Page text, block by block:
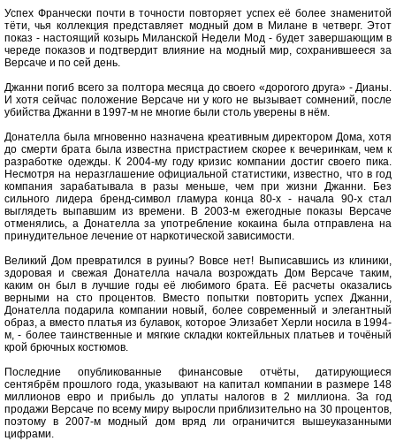
Успех Франчески почти в точности повторяет успех её более знаменитой
тёти, чья коллекция представляет модный дом в Милане в четверг. Этот
показ - настоящий козырь Миланской Недели Мод - будет завершающим в
череде показов и подтвердит влияние на модный мир, сохранившееся за
Версаче и по сей день.
Джанни погиб всего за полтора месяца до своего «дорогого друга» - Дианы.
И хотя сейчас положение Версаче ни у кого не вызывает сомнений, после
убийства Джанни в 1997-м не многие были столь уверены в нём.
Донателла была мгновенно назначена креативным директором Дома, хотя
до смерти брата была известна пристрастием скорее к вечеринкам, чем к
разработке одежды. К 2004-му году кризис компании достиг своего пика.
Несмотря на неразглашение официальной статистики, известно, что в год
компания зарабатывала в разы меньше, чем при жизни Джанни. Без
сильного лидера бренд-символ гламура конца 80-х - начала 90-х стал
выглядеть выпавшим из времени. В 2003-м ежегодные показы Версаче
отменялись, а Донателла за употребление кокаина была отправлена на
принудительное лечение от наркотической зависимости.
Великий Дом превратился в руины? Вовсе нет! Выписавшись из клиники,
здоровая и свежая Донателла начала возрождать Дом Версаче таким,
каким он был в лучшие годы её любимого брата. Её расчеты оказались
верными на сто процентов. Вместо попытки повторить успех Джанни,
Донателла подарила компании новый, более современный и элегантный
образ, а вместо платья из булавок, которое Элизабет Херли носила в 1994-
м, - более таинственные и мягкие складки коктейльных платьев и точёный
крой брючных костюмов.
Последние опубликованные финансовые отчёты, датирующиеся
сентябрём прошлого года, указывают на капитал компании в размере 148
миллионов евро и прибыль до уплаты налогов в 2 миллиона. За год
продажи Версаче по всему миру выросли приблизительно на 30 процентов,
поэтому в 2007-м модный дом вряд ли ограничится вышеуказанными
цифрами.